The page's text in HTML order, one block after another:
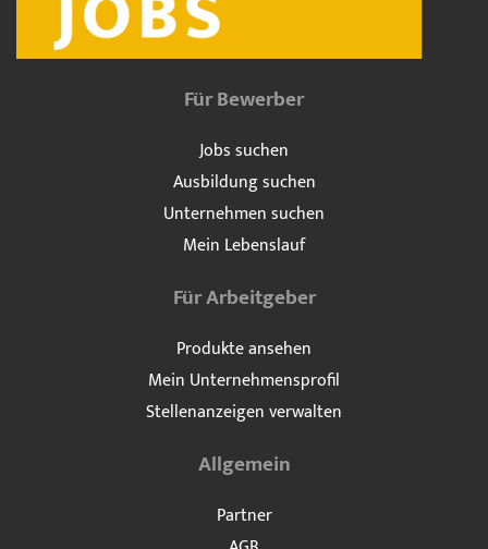
Für Bewerber
Jobs suchen
Ausbildung suchen
Unternehmen suchen
Mein Lebenslauf
Für Arbeitgeber
Produkte ansehen
Mein Unternehmensprofil
Stellenanzeigen verwalten
Allgemein
Partner